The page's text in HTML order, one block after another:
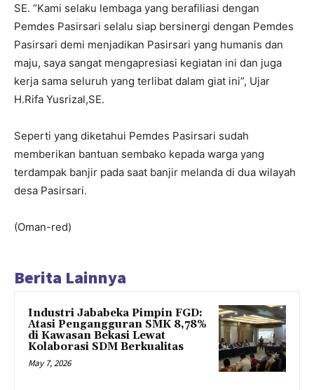
SE. “Kami selaku lembaga yang berafiliasi dengan
Pemdes Pasirsari selalu siap bersinergi dengan Pemdes
Pasirsari demi menjadikan Pasirsari yang humanis dan
maju, saya sangat mengapresiasi kegiatan ini dan juga
kerja sama seluruh yang terlibat dalam giat ini”, Ujar
H.Rifa Yusrizal,SE.
Seperti yang diketahui Pemdes Pasirsari sudah
memberikan bantuan sembako kepada warga yang
terdampak banjir pada saat banjir melanda di dua wilayah
desa Pasirsari.
(Oman-red)
Berita Lainnya
Industri Jababeka Pimpin FGD:
Atasi Pengangguran SMK 8,78%
di Kawasan Bekasi Lewat
Kolaborasi SDM Berkualitas
May 7, 2026